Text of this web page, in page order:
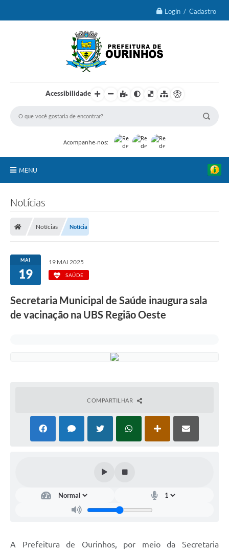
Login / Cadastro
Acessibilidade
Acompanhe-nos:
MENU
Portal da Transparência
Turismo
Secretarias
Notícias
Notícias Notícia
MAI
19
19 MAI 2025
SAÚDE
Secretaria Municipal de Saúde inaugura sala
de vacinação na UBS Região Oeste
COMPARTILHAR
A Prefeitura de Ourinhos, por meio da Secretaria